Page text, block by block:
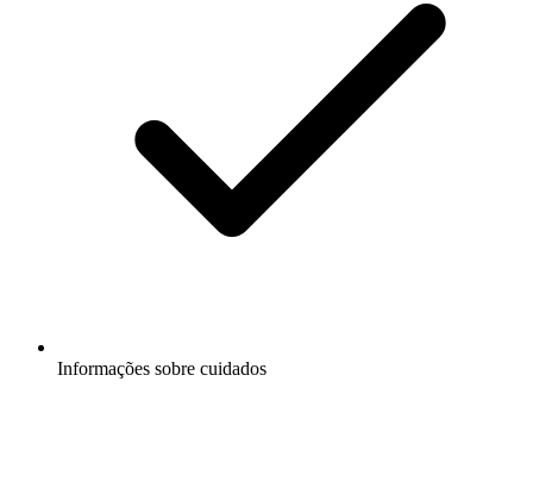
Informações sobre cuidados